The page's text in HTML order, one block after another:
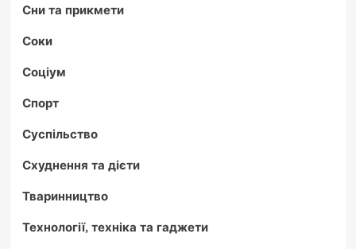
Сни та прикмети
Соки
Соціум
Спорт
Суспільство
Схуднення та дієти
Тваринництво
Технології, техніка та гаджети